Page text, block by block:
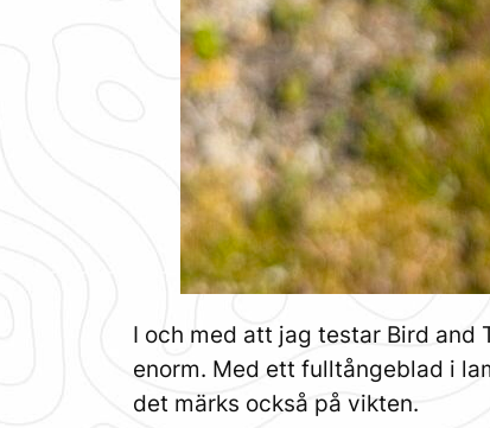
I och med att jag testar Bird and
enorm. Med ett fulltångeblad i
det märks också på vikten.